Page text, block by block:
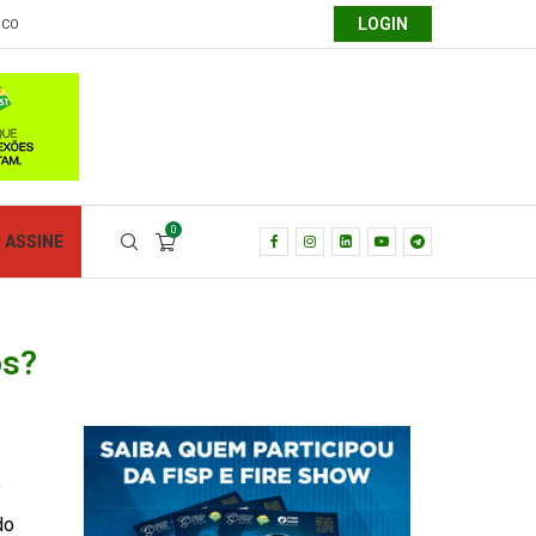
LOGIN
ASSINE
0